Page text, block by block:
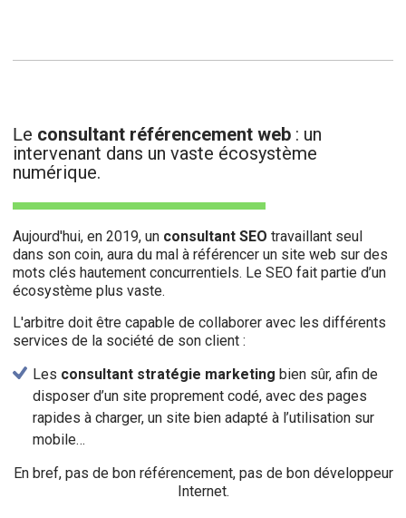
Le consultant référencement web : un
intervenant dans un vaste écosystème
numérique.
Aujourd'hui, en 2019, un consultant SEOtravaillant seul
dans son coin, aura du mal à référencer un site web sur des
mots clés hautement concurrentiels. Le SEO fait partie d’un
écosystème plus vaste.
L'arbitre doit être capable de collaborer avec les différents
services de la société de son client :
Les consultant stratégie marketing bien sûr, afin de
disposer d’un site proprement codé, avec des pages
rapides à charger, un site bien adapté à l’utilisation sur
mobile…
En bref, pas de bon référencement, pas de bon développeur
Internet.